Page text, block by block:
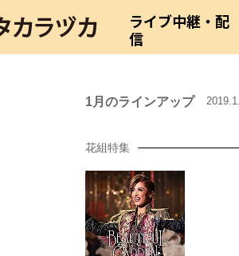
ライブ中継・配
信
1月のラインアップ
花組特集